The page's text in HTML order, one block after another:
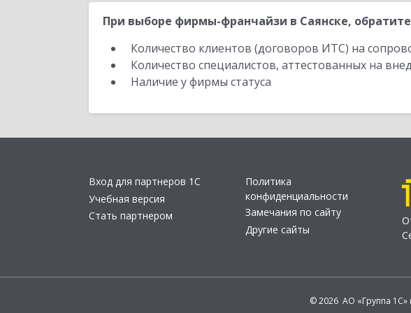
При выборе фирмы-франчайзи в Саянске,
Количество клиентов (договоров ИТС) на
Количество специалистов, аттестованных на
Наличие у фирмы статуса
Вход для партнеров 1С
Учебная версия
Стать партнером
Политика
конфиденциальности
Замечания по сайту
Другие сайты
© 2026 АО «Группа 1С»